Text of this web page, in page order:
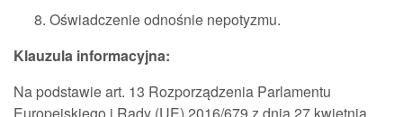
Oświadczenie odnośnie nepotyzmu.
Klauzula informacyjna:
Na podstawie art. 13 Rozporządzenia Parlamentu